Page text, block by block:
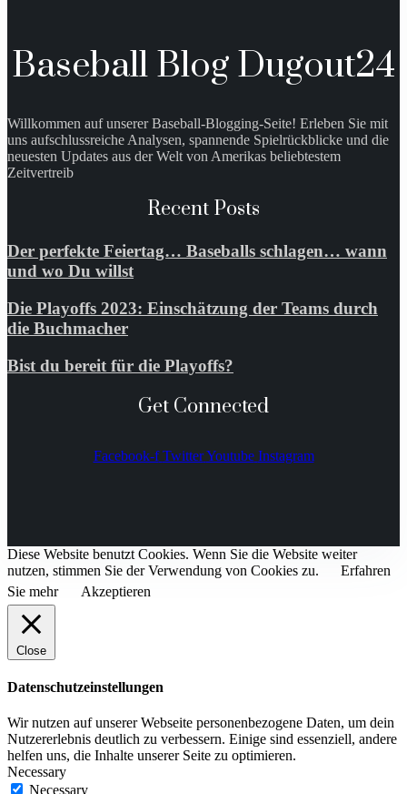
Baseball Blog Dugout24
Willkommen auf unserer Baseball-Blogging-Seite! Erleben Sie mit
uns aufschlussreiche Analysen, spannende Spielrückblicke und die
neuesten Updates aus der Welt von Amerikas beliebtestem
Zeitvertreib
Recent Posts
Der perfekte Feiertag… Baseballs schlagen… wann
und wo Du willst
Die Playoffs 2023: Einschätzung der Teams durch
die Buchmacher
Bist du bereit für die Playoffs?
Get Connected
Facebook-f Twitter Youtube Instagram
Diese Website benutzt Cookies. Wenn Sie die Website weiter
nutzen, stimmen Sie der Verwendung von Cookies zu.
Erfahren
Sie mehr
Akzeptieren
Close
Datenschutzeinstellungen
Wir nutzen auf unserer Webseite personenbezogene Daten, um dein
Nutzererlebnis deutlich zu verbessern. Einige sind essenziell, andere
helfen uns, die Inhalte unserer Seite zu optimieren.
Necessary
Necessary